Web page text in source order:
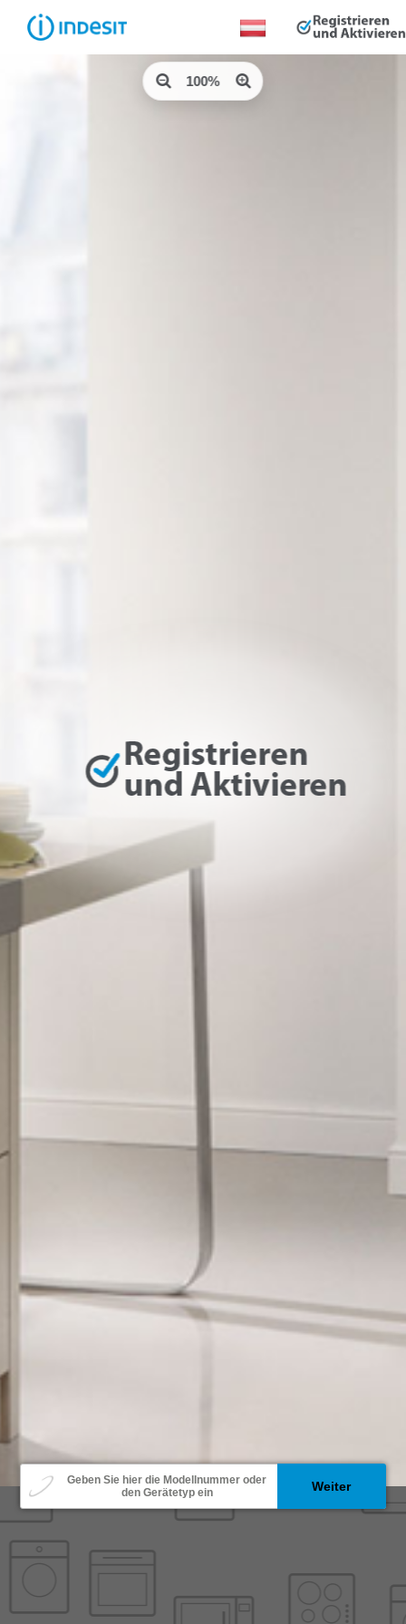
100%
Land
Geben Sie hier die Modellnummer oder
den Gerätetyp ein
Weiter